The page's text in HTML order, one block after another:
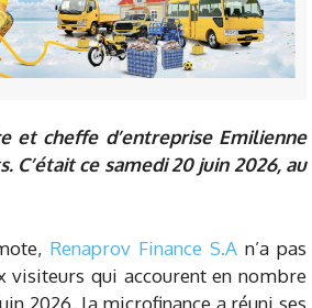
et cheffe d’entreprise Emilienne
ce samedi 20 juin 2026, au
Renaprov Finance S.A n’a pas
visiteurs qui accourent en nombre
2026, la microfinance a réuni ses